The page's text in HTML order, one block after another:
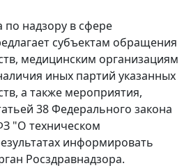
надзору в сфере
субъектам обращения
медицинским организациям
иных партий указанных
а также мероприятия,
38 Федерального закона
"О техническом
информировать
Росздравнадзора.